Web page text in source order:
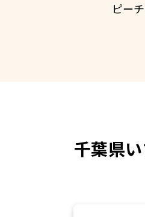
ピー
千葉県